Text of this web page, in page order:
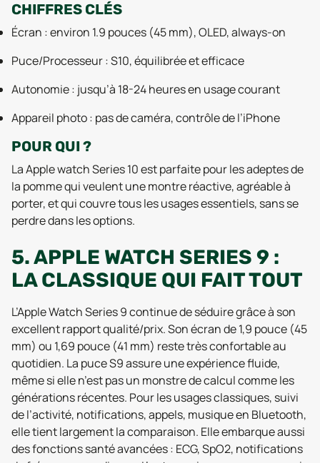
CHIFFRES CLÉS
Écran : environ 1.9 pouces (45 mm), OLED, always-on
Puce/Processeur : S10, équilibrée et efficace
Autonomie : jusqu’à 18-24 heures en usage courant
Appareil photo : pas de caméra, contrôle de l’iPhone
POUR QUI ?
La Apple watch Series 10 est parfaite pour les adeptes de
la pomme qui veulent une montre réactive, agréable à
porter, et qui couvre tous les usages essentiels, sans se
perdre dans les options.
5. APPLE WATCH SERIES 9 :
LA CLASSIQUE QUI FAIT TOUT
L’Apple Watch Series 9 continue de séduire grâce à son
excellent rapport qualité/prix. Son écran de 1,9 pouce (45
mm) ou 1,69 pouce (41 mm) reste très confortable au
quotidien. La puce S9 assure une expérience fluide,
même si elle n’est pas un monstre de calcul comme les
générations récentes. Pour les usages classiques, suivi
de l’activité, notifications, appels, musique en Bluetooth,
elle tient largement la comparaison. Elle embarque aussi
des fonctions santé avancées : ECG, SpO2, notifications